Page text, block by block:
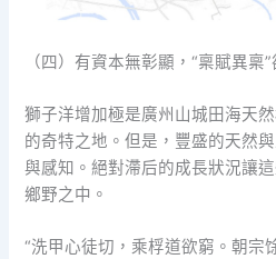
（四）有資本無彰顯，“稟賦異稟
獅子洋增加極是廣州山城田海天
的奇特之地。但是，豐盛的天然
與感知。絕對滯后的成長狀況讓
鄉野之中。
“洗甲心徒切，乘桴道欲窮。朝宗